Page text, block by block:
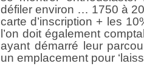
défiler environ … 1750 à
carte d’inscription + les
l’on doit également
ayant démarré leur
un emplacement pour